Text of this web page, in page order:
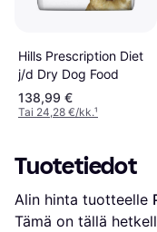
Hills Prescription Diet
j/d Dry Dog Food
138,99 €
Tai 24,28 €/kk.¹
Tuotetiedot
Alin hinta tuotteelle
Tämä on tällä